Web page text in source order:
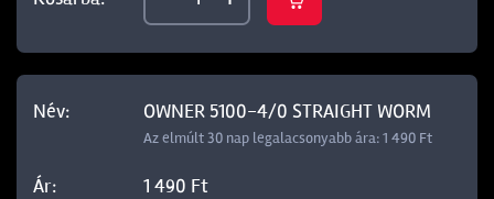
OWNER 5100-4/0 STRAIGHT WORM
Az elmúlt 30 nap legalacsonyabb ára: 1 490 Ft
1 490 Ft